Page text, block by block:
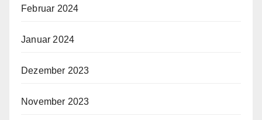
Februar 2024
Januar 2024
Dezember 2023
November 2023